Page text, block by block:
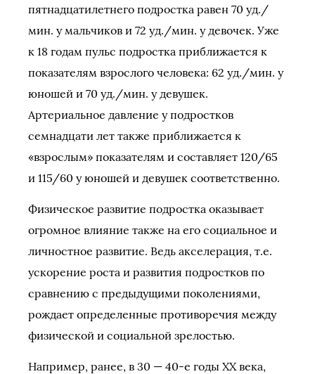
пятнадцатилетнего подростка равен 70 уд./
мин. у мальчиков и 72 уд./мин. у девочек. Уже
к 18 годам пульс подростка приближается к
показателям взрослого человека: 62 уд./мин. у
юношей и 70 уд./мин. у девушек.
Артериальное давление у подростков
семнадцати лет также приближается к
«взрослым» показателям и составляет 120/65
и 115/60 у юношей и девушек соответственно.
Физическое развитие подростка оказывает
огромное влияние также на его социальное и
личностное развитие. Ведь акселерация, т.е.
ускорение роста и развития подростков по
сравнению с предыдущими поколениями,
рождает определенные противоречия между
физической и социальной зрелостью.
Например, ранее, в 30 — 40-е годы ХХ века,